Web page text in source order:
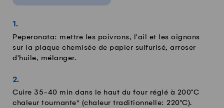
Peperonata: mettre les poivrons, l'ail et les oignons
sur la plaque chemisée de papier sulfurisé, arroser
d'huile, mélanger.
Cuire 35-40 min dans le haut du four réglé à 200°C
chaleur tournante* (chaleur traditionnelle: 220°C).